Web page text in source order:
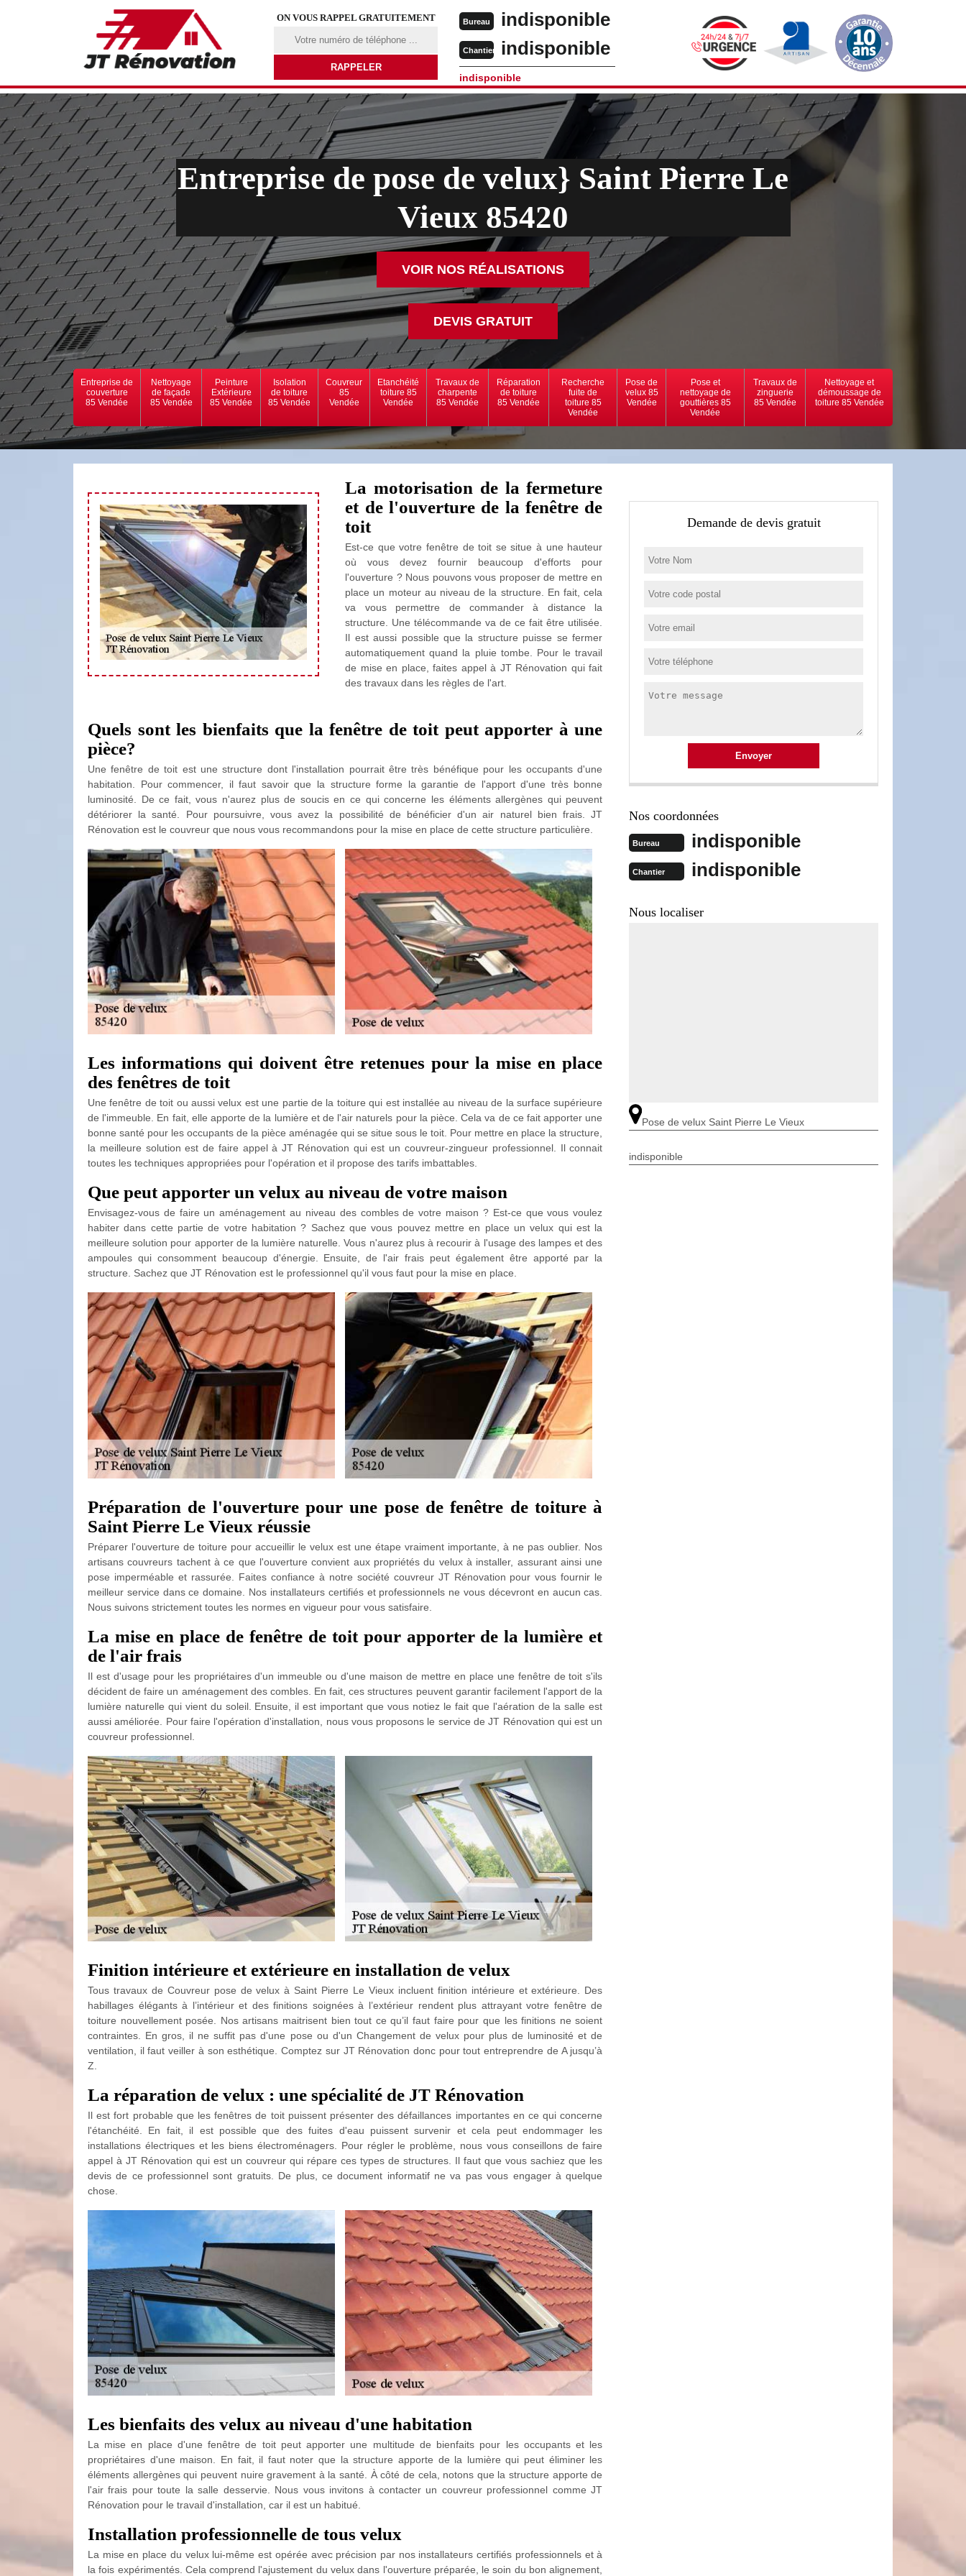
ON VOUS RAPPEL GRATUITEMENT Bureau indisponible
Chantier indisponible
indisponible
Entreprise de pose de velux} Saint Pierre Le
Vieux 85420
VOIR NOS RÉALISATIONS
DEVIS GRATUIT
Entreprise de
couverture
85 Vendée
Nettoyage
de façade
85 Vendée
Peinture
Extérieure
85 Vendée
Isolation
de toiture
85 Vendée
Couvreur
85
Vendée
Etanchéité
toiture 85
Vendée
Travaux de
charpente
85 Vendée
Réparation
de toiture
85 Vendée
Recherche
fuite de
toiture 85
Vendée
Pose de
velux 85
Vendée
Pose et
nettoyage de
gouttières 85
Vendée
Travaux de
zinguerie
85 Vendée
Nettoyage et
démoussage de
toiture 85 Vendée
La motorisation de la fermeture
et de l'ouverture de la fenêtre de
toit
Est-ce que votre fenêtre de toit se situe à une hauteur
où vous devez fournir beaucoup d'efforts pour
l'ouverture ? Nous pouvons vous proposer de mettre en
place un moteur au niveau de la structure. En fait, cela
va vous permettre de commander à distance la
structure. Une télécommande va de ce fait être utilisée.
Il est aussi possible que la structure puisse se fermer
automatiquement quand la pluie tombe. Pour le travail
de mise en place, faites appel à JT Rénovation qui fait
des travaux dans les règles de l'art.
Quels sont les bienfaits que la fenêtre de toit peut apporter à une
pièce?
Une fenêtre de toit est une structure dont l'installation pourrait être très bénéfique pour les occupants d'une
habitation. Pour commencer, il faut savoir que la structure forme la garantie de l'apport d'une très bonne
luminosité. De ce fait, vous n'aurez plus de soucis en ce qui concerne les éléments allergènes qui peuvent
détériorer la santé. Pour poursuivre, vous avez la possibilité de bénéficier d'un air naturel bien frais. JT
Rénovation est le couvreur que nous vous recommandons pour la mise en place de cette structure particulière.
Les informations qui doivent être retenues pour la mise en place
des fenêtres de toit
Une fenêtre de toit ou aussi velux est une partie de la toiture qui est installée au niveau de la surface supérieure
de l'immeuble. En fait, elle apporte de la lumière et de l'air naturels pour la pièce. Cela va de ce fait apporter une
bonne santé pour les occupants de la pièce aménagée qui se situe sous le toit. Pour mettre en place la structure,
la meilleure solution est de faire appel à JT Rénovation qui est un couvreur-zingueur professionnel. Il connait
toutes les techniques appropriées pour l'opération et il propose des tarifs imbattables.
Que peut apporter un velux au niveau de votre maison
Envisagez-vous de faire un aménagement au niveau des combles de votre maison ? Est-ce que vous voulez
habiter dans cette partie de votre habitation ? Sachez que vous pouvez mettre en place un velux qui est la
meilleure solution pour apporter de la lumière naturelle. Vous n'aurez plus à recourir à l'usage des lampes et des
ampoules qui consomment beaucoup d'énergie. Ensuite, de l'air frais peut également être apporté par la
structure. Sachez que JT Rénovation est le professionnel qu'il vous faut pour la mise en place.
Préparation de l'ouverture pour une pose de fenêtre de toiture à
Saint Pierre Le Vieux réussie
Préparer l'ouverture de toiture pour accueillir le velux est une étape vraiment importante, à ne pas oublier. Nos
artisans couvreurs tachent à ce que l'ouverture convient aux propriétés du velux à installer, assurant ainsi une
pose imperméable et rassurée. Faites confiance à notre société couvreur JT Rénovation pour vous fournir le
meilleur service dans ce domaine. Nos installateurs certifiés et professionnels ne vous décevront en aucun cas.
Nous suivons strictement toutes les normes en vigueur pour vous satisfaire.
La mise en place de fenêtre de toit pour apporter de la lumière et
de l'air frais
Il est d'usage pour les propriétaires d'un immeuble ou d'une maison de mettre en place une fenêtre de toit s'ils
décident de faire un aménagement des combles. En fait, ces structures peuvent garantir facilement l'apport de la
lumière naturelle qui vient du soleil. Ensuite, il est important que vous notiez le fait que l'aération de la salle est
aussi améliorée. Pour faire l'opération d'installation, nous vous proposons le service de JT Rénovation qui est un
couvreur professionnel.
Finition intérieure et extérieure en installation de velux
Tous travaux de Couvreur pose de velux à Saint Pierre Le Vieux incluent finition intérieure et extérieure. Des
habillages élégants à l’intérieur et des finitions soignées à l’extérieur rendent plus attrayant votre fenêtre de
toiture nouvellement posée. Nos artisans maitrisent bien tout ce qu’il faut faire pour que les finitions ne soient
contraintes. En gros, il ne suffit pas d'une pose ou d'un Changement de velux pour plus de luminosité et de
ventilation, il faut veiller à son esthétique. Comptez sur JT Rénovation donc pour tout entreprendre de A jusqu’à
Z.
La réparation de velux : une spécialité de JT Rénovation
Il est fort probable que les fenêtres de toit puissent présenter des défaillances importantes en ce qui concerne
l'étanchéité. En fait, il est possible que des fuites d'eau puissent survenir et cela peut endommager les
installations électriques et les biens électroménagers. Pour régler le problème, nous vous conseillons de faire
appel à JT Rénovation qui est un couvreur qui répare ces types de structures. Il faut que vous sachiez que les
devis de ce professionnel sont gratuits. De plus, ce document informatif ne va pas vous engager à quelque
chose.
Les bienfaits des velux au niveau d'une habitation
La mise en place d'une fenêtre de toit peut apporter une multitude de bienfaits pour les occupants et les
propriétaires d'une maison. En fait, il faut noter que la structure apporte de la lumière qui peut éliminer les
éléments allergènes qui peuvent nuire gravement à la santé. À côté de cela, notons que la structure apporte de
l'air frais pour toute la salle desservie. Nous vous invitons à contacter un couvreur professionnel comme JT
Rénovation pour le travail d'installation, car il est un habitué.
Installation professionnelle de tous velux
La mise en place du velux lui-même est opérée avec précision par nos installateurs certifiés professionnels et à
la fois expérimentés. Cela comprend l'ajustement du velux dans l'ouverture préparée, le soin du bon alignement,
Demande de devis gratuit
Nos coordonnées
Bureau indisponible
Chantier indisponible
Nous localiser
Pose de velux Saint Pierre Le Vieux
indisponible